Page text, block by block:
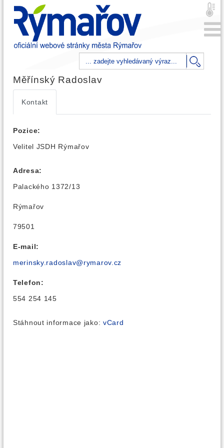
Měřínský Radoslav
Kontakt
Pozice:
Velitel JSDH Rýmařov
Adresa:
Palackého 1372/13
Rýmařov
79501
E-mail:
merinsky.radoslav@rymarov.cz
Telefon:
554 254 145
Stáhnout informace jako:vCard